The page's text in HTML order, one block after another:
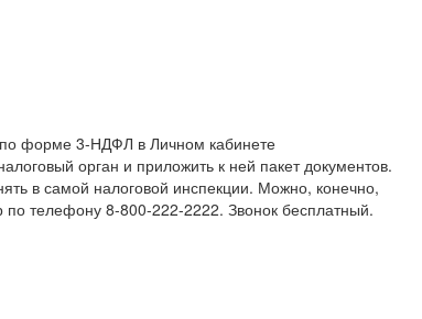
по форме 3-НДФЛ в Личном кабинете
орган и приложить к ней пакет документов.
в самой налоговой инспекции. Можно, конечно,
телефону 8-800-222-2222. Звонок бесплатный.